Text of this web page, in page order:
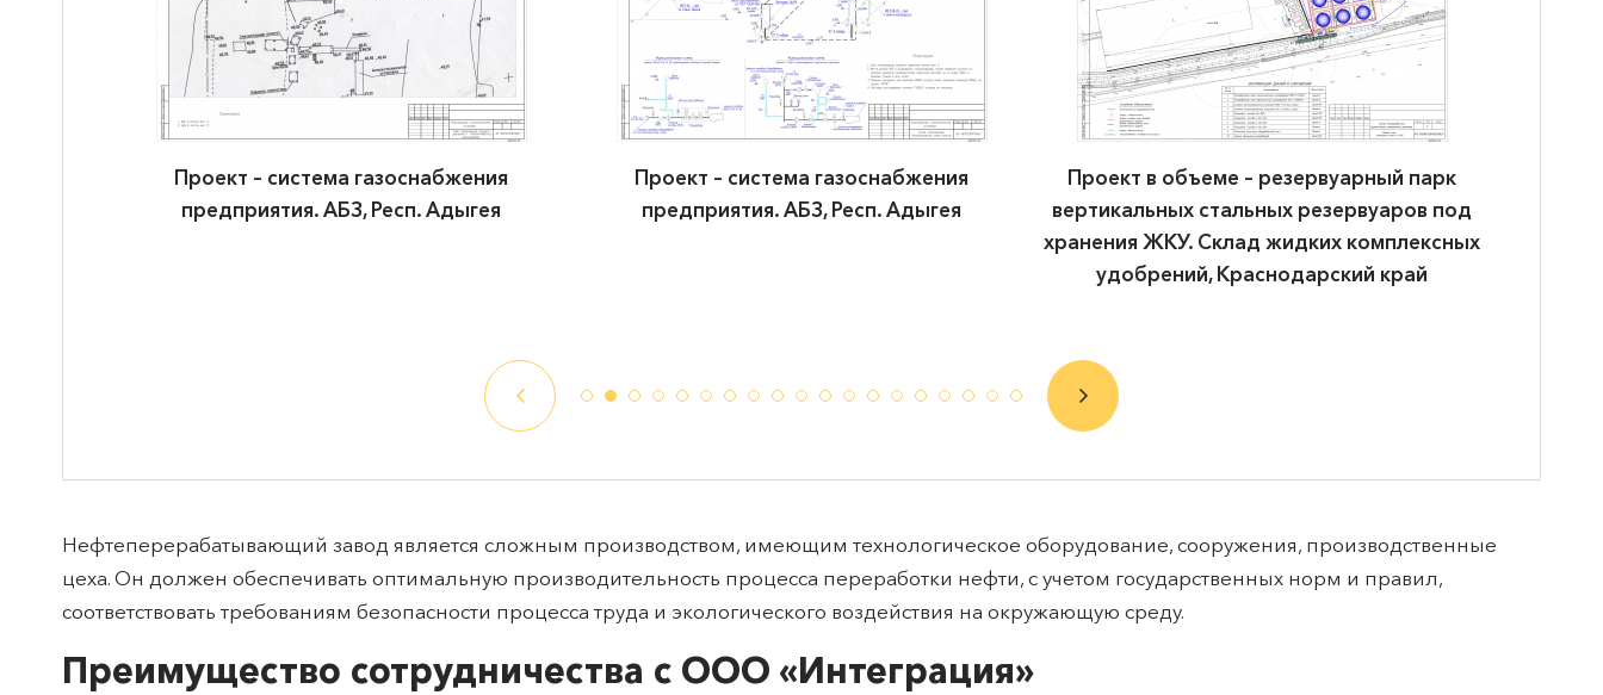
Нефтеперерабатывающий завод является сложным производством, имеющим технологическое оборудование, сооружения, производственные
цеха. Он должен обеспечивать оптимальную производительность процесса переработки нефти, с учетом государственных норм и правил,
соответствовать требованиям безопасности процесса труда и экологического воздействия на окружающую среду.
Преимущество сотрудничества с ООО «Интеграция»
Проект – система газоснабжения
предприятия. АБЗ, Респ. Адыгея
Проект в объеме – резервуарный парк
вертикальных стальных резервуаров под
Проект в объеме – терминал хранения и
перевалке битума. Нефтебаза,
Краснодарский край